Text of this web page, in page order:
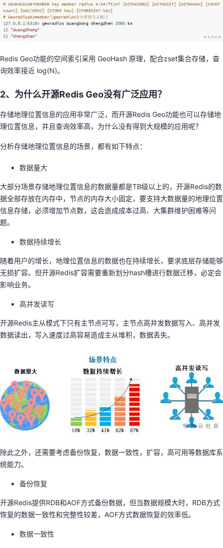
Redis Geo功能的空间索引采用 GeoHash 原理，配合zset集合存储，查
询效率接近 log(N)。
2、为什么开源Redis Geo没有广泛应用？
存储地理位置信息的应用非常广泛，而开源Redis Geo功能也可以存储地
理位置信息，并且查询效率高，为什么没有得到大规模的应用呢？
分析存储地理位置信息的场景，都有如下特点：
数据量大
大部分场景存储地理位置信息的数据量都是TB级以上的，开源Redis的数
据全部存放在内存中，节点的内存大小固定，要支持大数据量的地理位置
信息存储，必须增加节点数，这会造成成本过高、大集群维护困难等问
题。
数据持续增长
随着用户的增长，地理位置信息的数据也在持续增长，要求底层存储能够
无损扩容。但开源Redis扩容需要重新划分hash槽进行数据迁移，必定会
影响业务。
高并发读写
开源Redis主从模式下只有主节点可写，主节点高并发数据写入、高并发
数据读出，写入速度过高容易造成主从堆积，数据丢失。
除此之外，还需要考虑备份恢复，数据一致性，扩容，高可用等数据库系
统能力。
备份恢复
开源Redis提供RDB和AOF方式备份数据，但当数据规模大时，RDB方式
恢复的数据一致性和完整性较差，AOF方式数据恢复的效率低。
数据一致性